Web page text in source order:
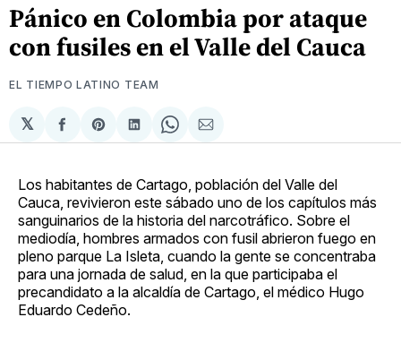
Pánico en Colombia por ataque
con fusiles en el Valle del Cauca
EL TIEMPO LATINO TEAM
𝕏
Compartir
en
Share
on
Compartir
en
Share
on
Compartir
via
Los habitantes de Cartago, población del Valle del
Cauca, revivieron este sábado uno de los capítulos más
sanguinarios de la historia del narcotráfico. Sobre el
mediodía, hombres armados con fusil abrieron fuego en
pleno parque La Isleta, cuando la gente se concentraba
para una jornada de salud, en la que participaba el
precandidato a la alcaldía de Cartago, el médico Hugo
Eduardo Cedeño.